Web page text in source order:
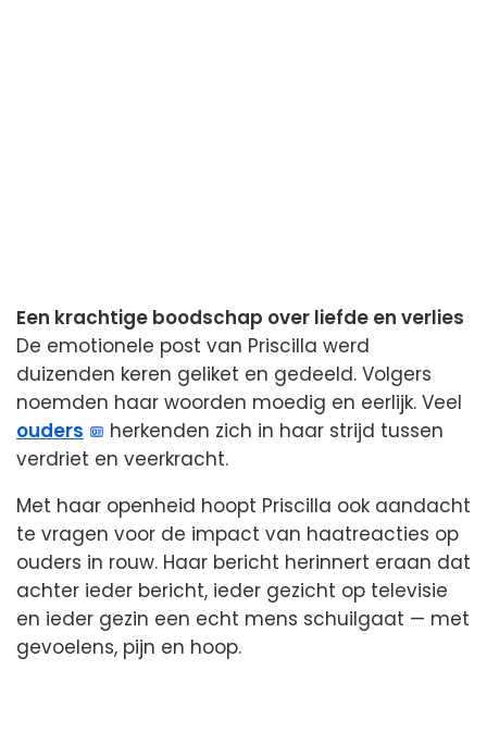
Een krachtige boodschap over liefde en verlies
De emotionele post van Priscilla werd
duizenden keren geliket en gedeeld. Volgers
noemden haar woorden moedig en eerlijk. Veel
ouders
herkenden zich in haar strijd tussen
verdriet en veerkracht.
Met haar openheid hoopt Priscilla ook aandacht
te vragen voor de impact van haatreacties op
ouders in rouw. Haar bericht herinnert eraan dat
achter ieder bericht, ieder gezicht op televisie
en ieder gezin een echt mens schuilgaat — met
gevoelens, pijn en hoop.